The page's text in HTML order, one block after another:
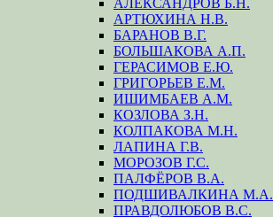
АЛЕКСАНДРОВ Б.Н.
АРТЮХИНА Н.В.
БАРАНОВ В.Г.
БОЛЬШАКОВА А.П.
ГЕРАСИМОВ Е.Ю.
ГРИГОРЬЕВ Е.М.
ИШИМБАЕВ А.М.
КОЗЛОВА З.Н.
КОЛПАКОВА М.Н.
ЛАПИНА Г.В.
МОРОЗОВ Г.С.
ПАЛФЁРОВ В.А.
ПОДШИВАЛКИНА М.А.
ПРАВДОЛЮБОВ В.С.